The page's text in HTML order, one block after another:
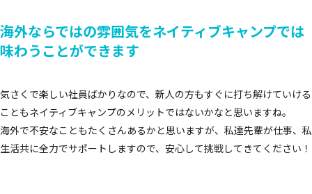
海外ならではの雰囲気をネイティブキャンプでは
味わうことができます
気さくで楽しい社員ばかりなので、新人の方もすぐに打ち解けていける
こともネイティブキャンプのメリットではないかなと思いますね。
海外で不安なこともたくさんあるかと思いますが、私達先輩が仕事、私
生活共に全力でサポートしますので、安心して挑戦してきてください！